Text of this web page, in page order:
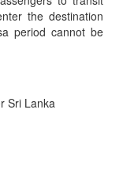
the destination
period cannot be
Sri Lanka